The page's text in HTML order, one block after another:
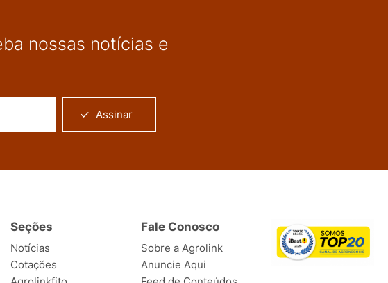
nossas notícias e
Assinar
Seções
Notícias
Cotações
Fale Conosco
Sobre a Agrolink
Anuncie Aqui